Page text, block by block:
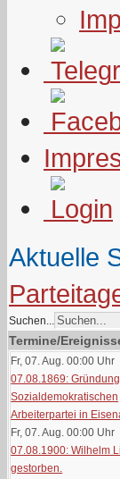
Aktuelle
Suchen...
Termine/
Fr, 07. Aug. 00:00 Uhr
07.08.1869:
Sozialdemokratischen
Arbeiterpartei in
Fr, 07. Aug. 00:00 Uhr
07.08.1900: Wilhelm
gestorben.